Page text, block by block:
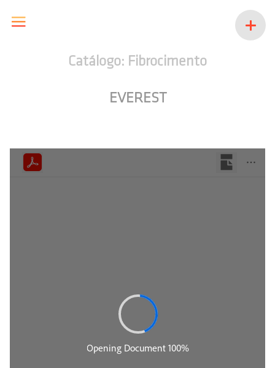
Catálogo: Fibrocimento
EVEREST